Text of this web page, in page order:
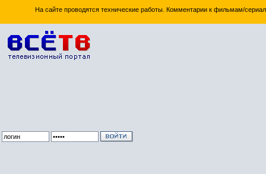
На сайте проводятся технические работы. Комментарии к фильмам/